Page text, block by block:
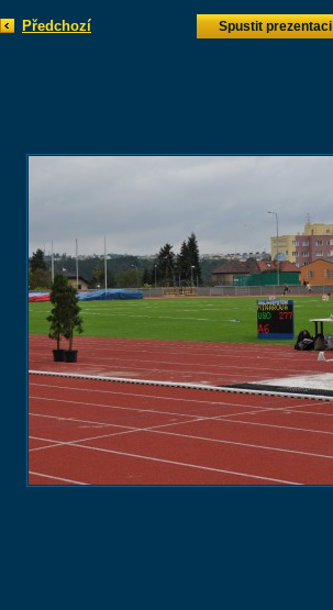
Předchozí Spustit prezentaci